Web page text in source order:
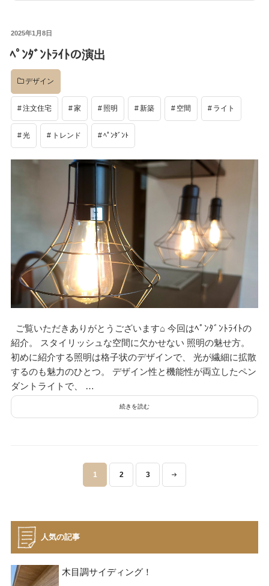
投
日:
2025年1月8日
ﾍﾟﾝﾀﾞﾝﾄﾗｲﾄの演出
デザイン
注文住宅 家 照明 新築 空間 ライト
光 トレンド ﾍﾟﾝﾀﾞﾝﾄ
ご覧いただきありがとうございます⌂ 今回はﾍﾟﾝﾀﾞﾝﾄﾗｲﾄの
紹介。 スタイリッシュな空間に欠かせない 照明の魅せ方。
初めに紹介する照明は格子状のデザインで、 光が繊細に拡散
するのも魅力のひとつ。 デザイン性と機能性が両立したペン
ダントライトで、 …
続きを読む
ビ
ゲ
ー
シ
1 2 3
人気の記事
木目調サイディング！